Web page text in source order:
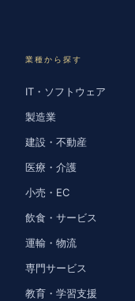
業種から探す
IT・ソフトウェア
製造業
建設・不動産
医療・介護
小売・EC
飲食・サービス
運輸・物流
専門サービス
教育・学習支援